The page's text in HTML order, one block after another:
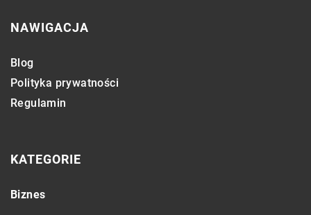
NAWIGACJA
Blog
Polityka prywatności
Regulamin
KATEGORIE
Biznes